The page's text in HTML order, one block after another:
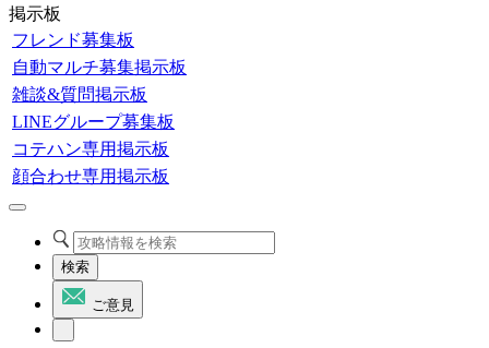
掲示板
フレンド募集板
自動マルチ募集掲示板
雑談&質問掲示板
LINEグループ募集板
コテハン専用掲示板
顔合わせ専用掲示板
検索
ご意見